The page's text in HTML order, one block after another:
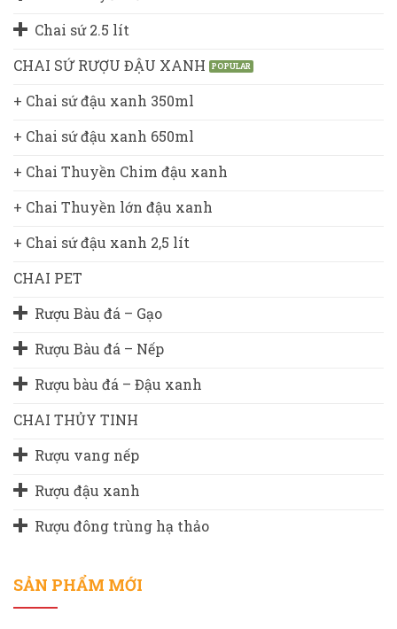
Chai sứ 2.5 lít
CHAI SỨ RƯỢU ĐẬU XANH
+ Chai sứ đậu xanh 350ml
+ Chai sứ đậu xanh 650ml
+ Chai Thuyền Chim đậu xanh
+ Chai Thuyền lớn đậu xanh
+ Chai sứ đậu xanh 2,5 lít
CHAI PET
Rượu Bàu đá – Gạo
Rượu Bàu đá – Nếp
Rượu bàu đá – Đậu xanh
CHAI THỦY TINH
Rượu vang nếp
Rượu đậu xanh
Rượu đông trùng hạ thảo
SẢN PHẨM MỚI